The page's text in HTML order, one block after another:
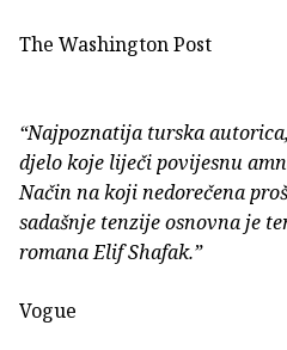
The Washington Post
“Najpoznatija turska
djelo koje liječi povijesnu
Način na koji nedorečena
sadašnje tenzije osnovna je
romana Elif Shafak.”
Vogue